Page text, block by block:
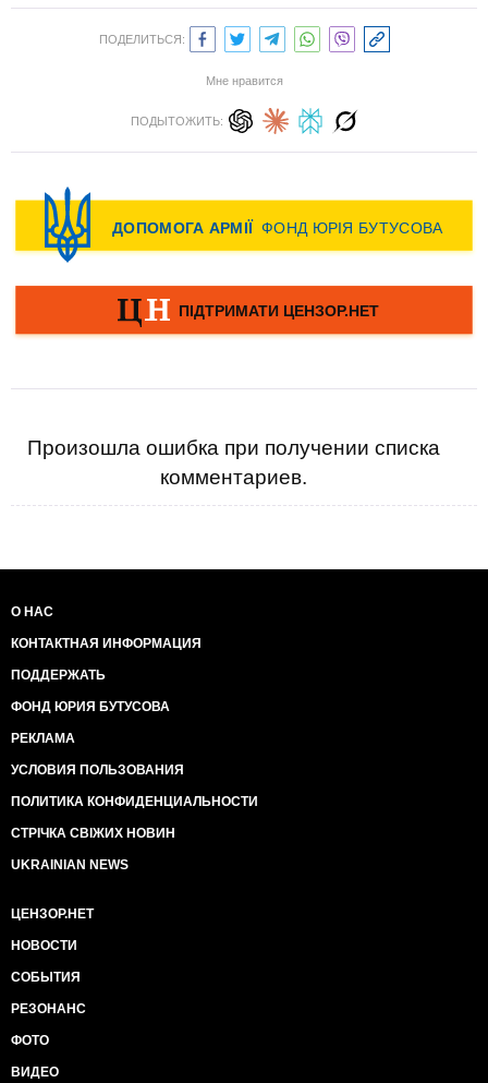
ПОДЕЛИТЬСЯ:
Мне нравится
ПОДЫТОЖИТЬ:
Произошла ошибка при получении списка
комментариев.
О НАС
КОНТАКТНАЯ ИНФОРМАЦИЯ
ПОДДЕРЖАТЬ
ФОНД ЮРИЯ БУТУСОВА
РЕКЛАМА
УСЛОВИЯ ПОЛЬЗОВАНИЯ
ПОЛИТИКА КОНФИДЕНЦИАЛЬНОСТИ
СТРІЧКА СВІЖИХ НОВИН
UKRAINIAN NEWS
ЦЕНЗОР.НЕТ
НОВОСТИ
СОБЫТИЯ
РЕЗОНАНС
ФОТО
ВИДЕО